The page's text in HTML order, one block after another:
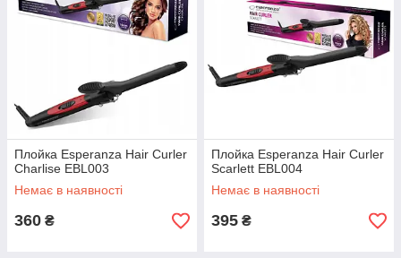
Плойка Esperanza Hair Curler
Charlise EBL003
Немає в наявності
360 ₴
Плойка Esperanza Hair Curler
Scarlett EBL004
Немає в наявності
395 ₴